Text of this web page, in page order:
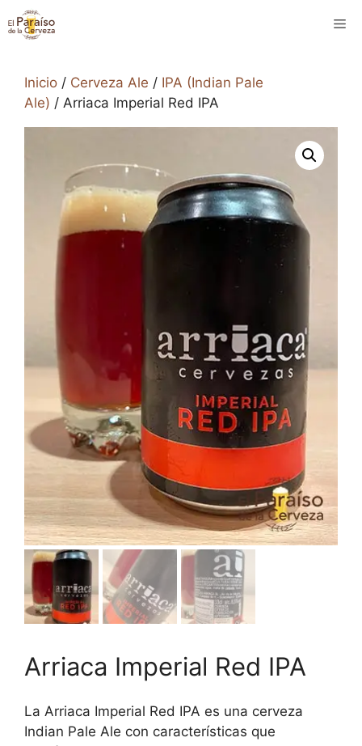
Saltar
al
Inicio / Cerveza Ale / IPA (Indian Pale
Ale) / Arriaca Imperial Red IPA
Arriaca Imperial Red IPA
La Arriaca Imperial Red IPA es una cerveza
Indian Pale Ale con características que